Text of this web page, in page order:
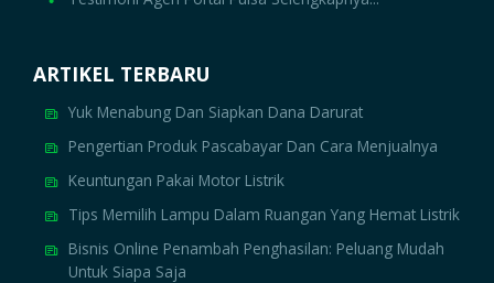
ARTIKEL TERBARU
Yuk Menabung Dan Siapkan Dana Darurat
Pengertian Produk Pascabayar Dan Cara Menjualnya
Keuntungan Pakai Motor Listrik
Tips Memilih Lampu Dalam Ruangan Yang Hemat Listrik
Bisnis Online Penambah Penghasilan: Peluang Mudah
Untuk Siapa Saja